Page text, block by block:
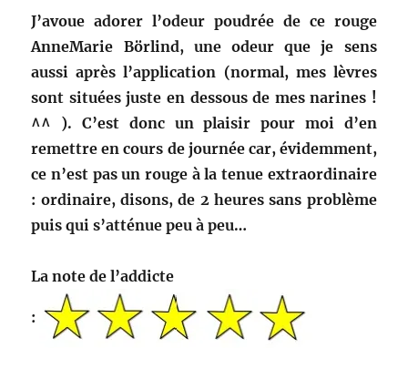
J’avoue adorer l’odeur poudrée de ce rouge
AnneMarie Börlind, une odeur que je sens
aussi après l’application (normal, mes lèvres
sont situées juste en dessous de mes narines !
^^ ). C’est donc un plaisir pour moi d’en
remettre en cours de journée car, évidemment,
ce n’est pas un rouge à la tenue extraordinaire
: ordinaire, disons, de 2 heures sans problème
puis qui s’atténue peu à peu…
La note de l’addicte
: